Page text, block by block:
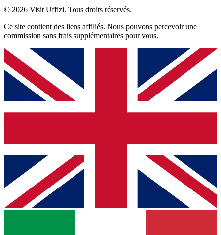
© 2026 Visit Uffizi. Tous droits réservés.
Ce site contient des liens affiliés. Nous pouvons percevoir une
commission sans frais supplémentaires pour vous.